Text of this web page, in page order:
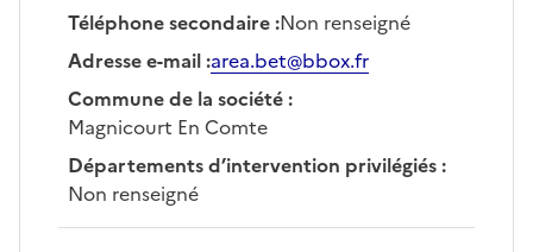
Téléphone secondaire:Non renseigné
Adresse e-mail:area.bet@bbox.fr
Commune de la société:
Magnicourt En Comte
Départements d’intervention privilégiés:
Non renseigné